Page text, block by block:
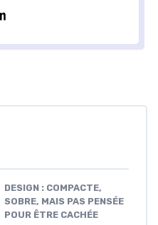
DESIGN : COMPACTE,
SOBRE, MAIS PAS PENSÉE
POUR ÊTRE CACHÉE